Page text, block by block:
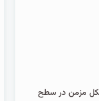
مزمن در سطح